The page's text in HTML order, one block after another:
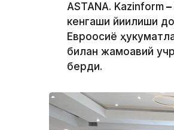
ASTANA. Kazinform –
кенгаши йиғилиши
Евроосиё
билан жамоавий
берди.